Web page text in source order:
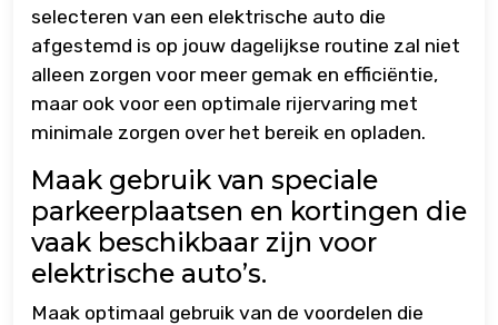
selecteren van een elektrische auto die
afgestemd is op jouw dagelijkse routine zal niet
alleen zorgen voor meer gemak en efficiëntie,
maar ook voor een optimale rijervaring met
minimale zorgen over het bereik en opladen.
Maak gebruik van speciale
parkeerplaatsen en kortingen die
vaak beschikbaar zijn voor
elektrische auto’s.
Maak optimaal gebruik van de voordelen die